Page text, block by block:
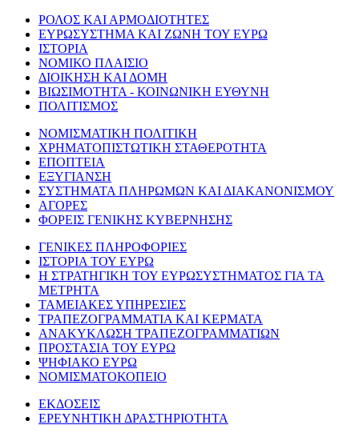
ΡΟΛΟΣ ΚΑΙ ΑΡΜΟΔΙΟΤΗΤΕΣ
ΕΥΡΩΣΥΣΤΗΜΑ ΚΑΙ ΖΩΝΗ ΤΟΥ ΕΥΡΩ
ΙΣΤΟΡΙΑ
ΝΟΜΙΚΟ ΠΛΑΙΣΙΟ
ΔΙΟΙΚΗΣΗ ΚΑΙ ΔΟΜΗ
ΒΙΩΣΙΜΟΤΗΤΑ - ΚΟΙΝΩΝΙΚΗ ΕΥΘΥΝΗ
ΠΟΛΙΤΙΣΜΟΣ
ΝΟΜΙΣΜΑΤΙΚΗ ΠΟΛΙΤΙΚΗ
ΧΡΗΜΑΤΟΠΙΣΤΩΤΙΚΗ ΣΤΑΘΕΡΟΤΗΤΑ
ΕΠΟΠΤΕΙΑ
ΕΞΥΓΙΑΝΣΗ
ΣΥΣΤΗΜΑΤΑ ΠΛΗΡΩΜΩΝ ΚΑΙ ΔΙΑΚΑΝΟΝΙΣΜΟΥ
ΑΓΟΡΕΣ
ΦΟΡΕΙΣ ΓΕΝΙΚΗΣ ΚΥΒΕΡΝΗΣΗΣ
ΓΕΝΙΚΕΣ ΠΛΗΡΟΦΟΡΙΕΣ
ΙΣΤΟΡΙΑ ΤΟΥ ΕΥΡΩ
Η ΣΤΡΑΤΗΓΙΚΗ ΤΟΥ ΕΥΡΩΣΥΣΤΗΜΑΤΟΣ ΓΙΑ ΤΑ
ΜΕΤΡΗΤΑ
ΤΑΜΕΙΑΚΕΣ ΥΠΗΡΕΣΙΕΣ
ΤΡΑΠΕΖΟΓΡΑΜΜΑΤΙΑ ΚΑΙ ΚΕΡΜΑΤΑ
ΑΝΑΚΥΚΛΩΣΗ ΤΡΑΠΕΖΟΓΡΑΜΜΑΤΙΩΝ
ΠΡΟΣΤΑΣΙΑ ΤΟΥ ΕΥΡΩ
ΨΗΦΙΑΚΟ ΕΥΡΩ
ΝΟΜΙΣΜΑΤΟΚΟΠΕΙΟ
ΕΚΔΟΣΕΙΣ
ΕΡΕΥΝΗΤΙΚΗ ΔΡΑΣΤΗΡΙΟΤΗΤΑ